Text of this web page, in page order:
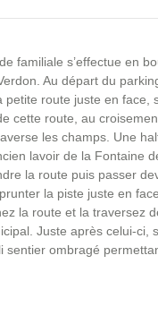
familiale s’effectue en
Au départ du
petite route juste en face,
cette route, au
les champs. Une
lavoir de la Fontaine
la route puis passer
la piste juste en
la route et la traversez
Juste après celui-ci,
sentier ombragé